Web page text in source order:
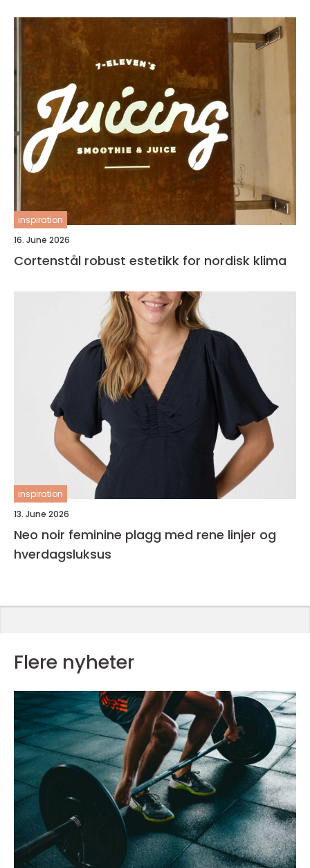
inspiration
16. June 2026
Cortenstål robust estetikk for nordisk klima
inspiration
13. June 2026
Neo noir feminine plagg med rene linjer og
hverdagsluksus
Flere nyheter